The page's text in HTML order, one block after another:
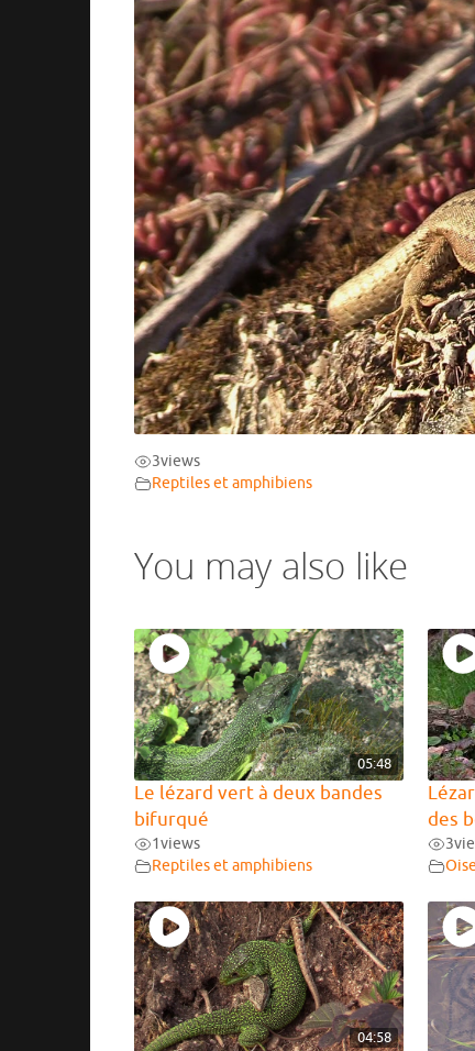
3views
Reptiles et amphibiens
You may also like
05:48
Le lézard vert à deux bandes
bifurqué
1views
Reptiles et amphibiens
des
3
04:58